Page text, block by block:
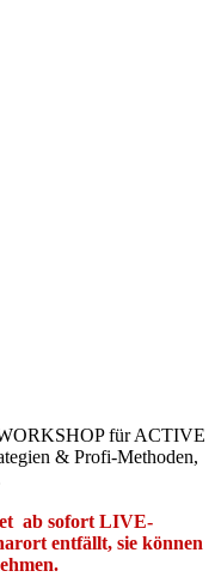
für ACTIVE
& Profi-Methoden,
ab sofort LIVE-
entfällt, sie können